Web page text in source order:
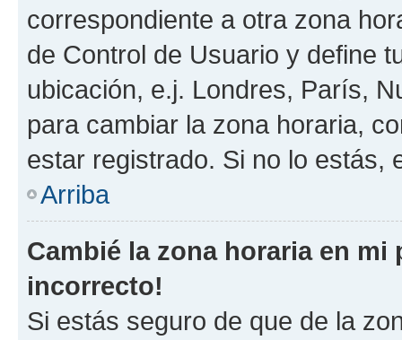
correspondiente a otra zona
de Control de Usuario y define
ubicación, e.j. Londres, París,
para cambiar la zona horaria,
estar registrado. Si no lo estás,
Arriba
Cambié la zona horaria en
incorrecto!
Si estás seguro de que de la